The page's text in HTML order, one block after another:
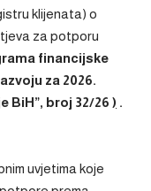
klijenata) o
za potporu
financijske
za 2026.
BiH”, broj 32/26 ) .
uvjetima koje